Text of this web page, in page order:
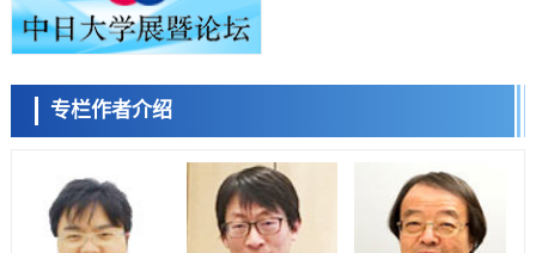
首年度政策方向
科学研究
东京大学发现可诱导细胞死亡的新型信使物质
科学研究
东京都健康长寿医疗中心跨器官揭示衰老过程中的糖链变化
产总研无需石油利用松脂制备石墨前驱体，可作为电池电极材料
科学研究
东京大学和海上保安厅等发现南海海槽沿线板块边界锁定状态存在区域
专栏作者介绍
容江 余锦泽 马场錬成